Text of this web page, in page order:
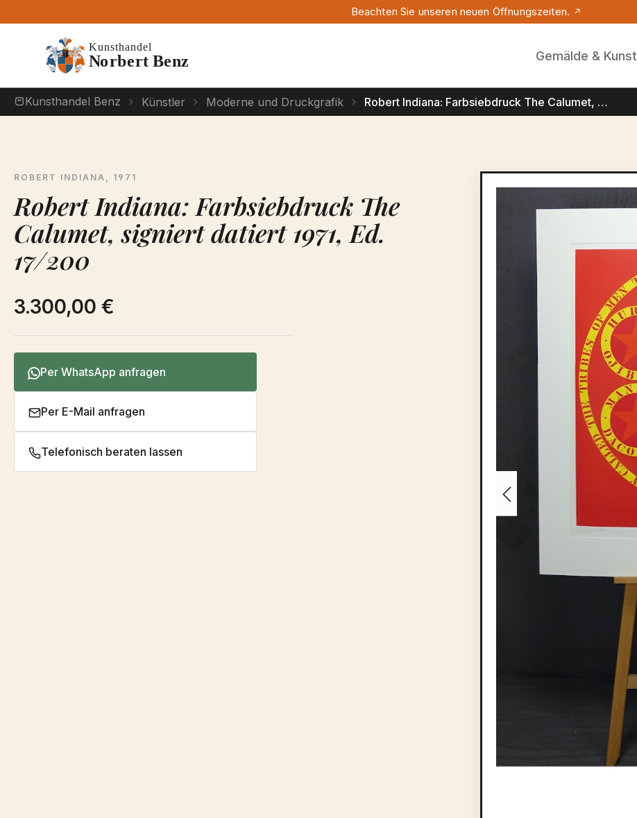
Beachten Sie unseren neuen Öffnungszeiten.
Gemälde & Kunst
Kunsthandel Benz Künstler Moderne und Druckgrafik Robert Indiana: Farbsiebdruck The Calumet, signiert datiert 1971, Ed. 17/200
ROBERT INDIANA, 1971
Robert Indiana: Farbsiebdruck The
Calumet, signiert datiert 1971, Ed.
17/200
3.300,00 €
Per WhatsApp anfragen
Per E-Mail anfragen
Telefonisch beraten lassen